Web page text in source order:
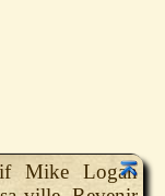
Mike Logan